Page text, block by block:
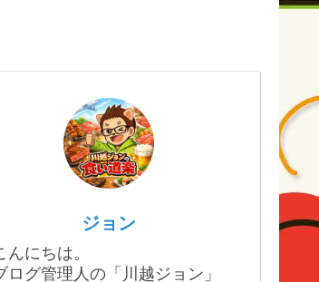
ジョン
んにちは。
ログ管理人の「川越ジョン」